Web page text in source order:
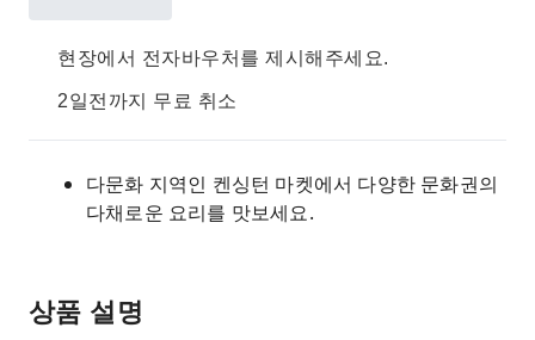
현장에서 전자바우처를 제시해주세요.
2일전까지 무료 취소
다문화 지역인 켄싱턴 마켓에서 다양한 문화권의
다채로운 요리를 맛보세요.
상품 설명